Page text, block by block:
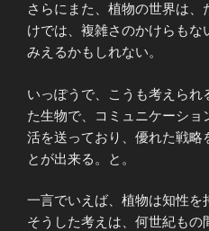
さらにまた、植物の世界は
けでは、複雑さのかけらもな
みえるかもしれない。
いっぽうで、こうも考えられ
た生物で、コミュニケーショ
活を送っており、優れた戦略
とが出来る。と。
一言でいえば、植物は知性を
そうした考えは、何世紀も